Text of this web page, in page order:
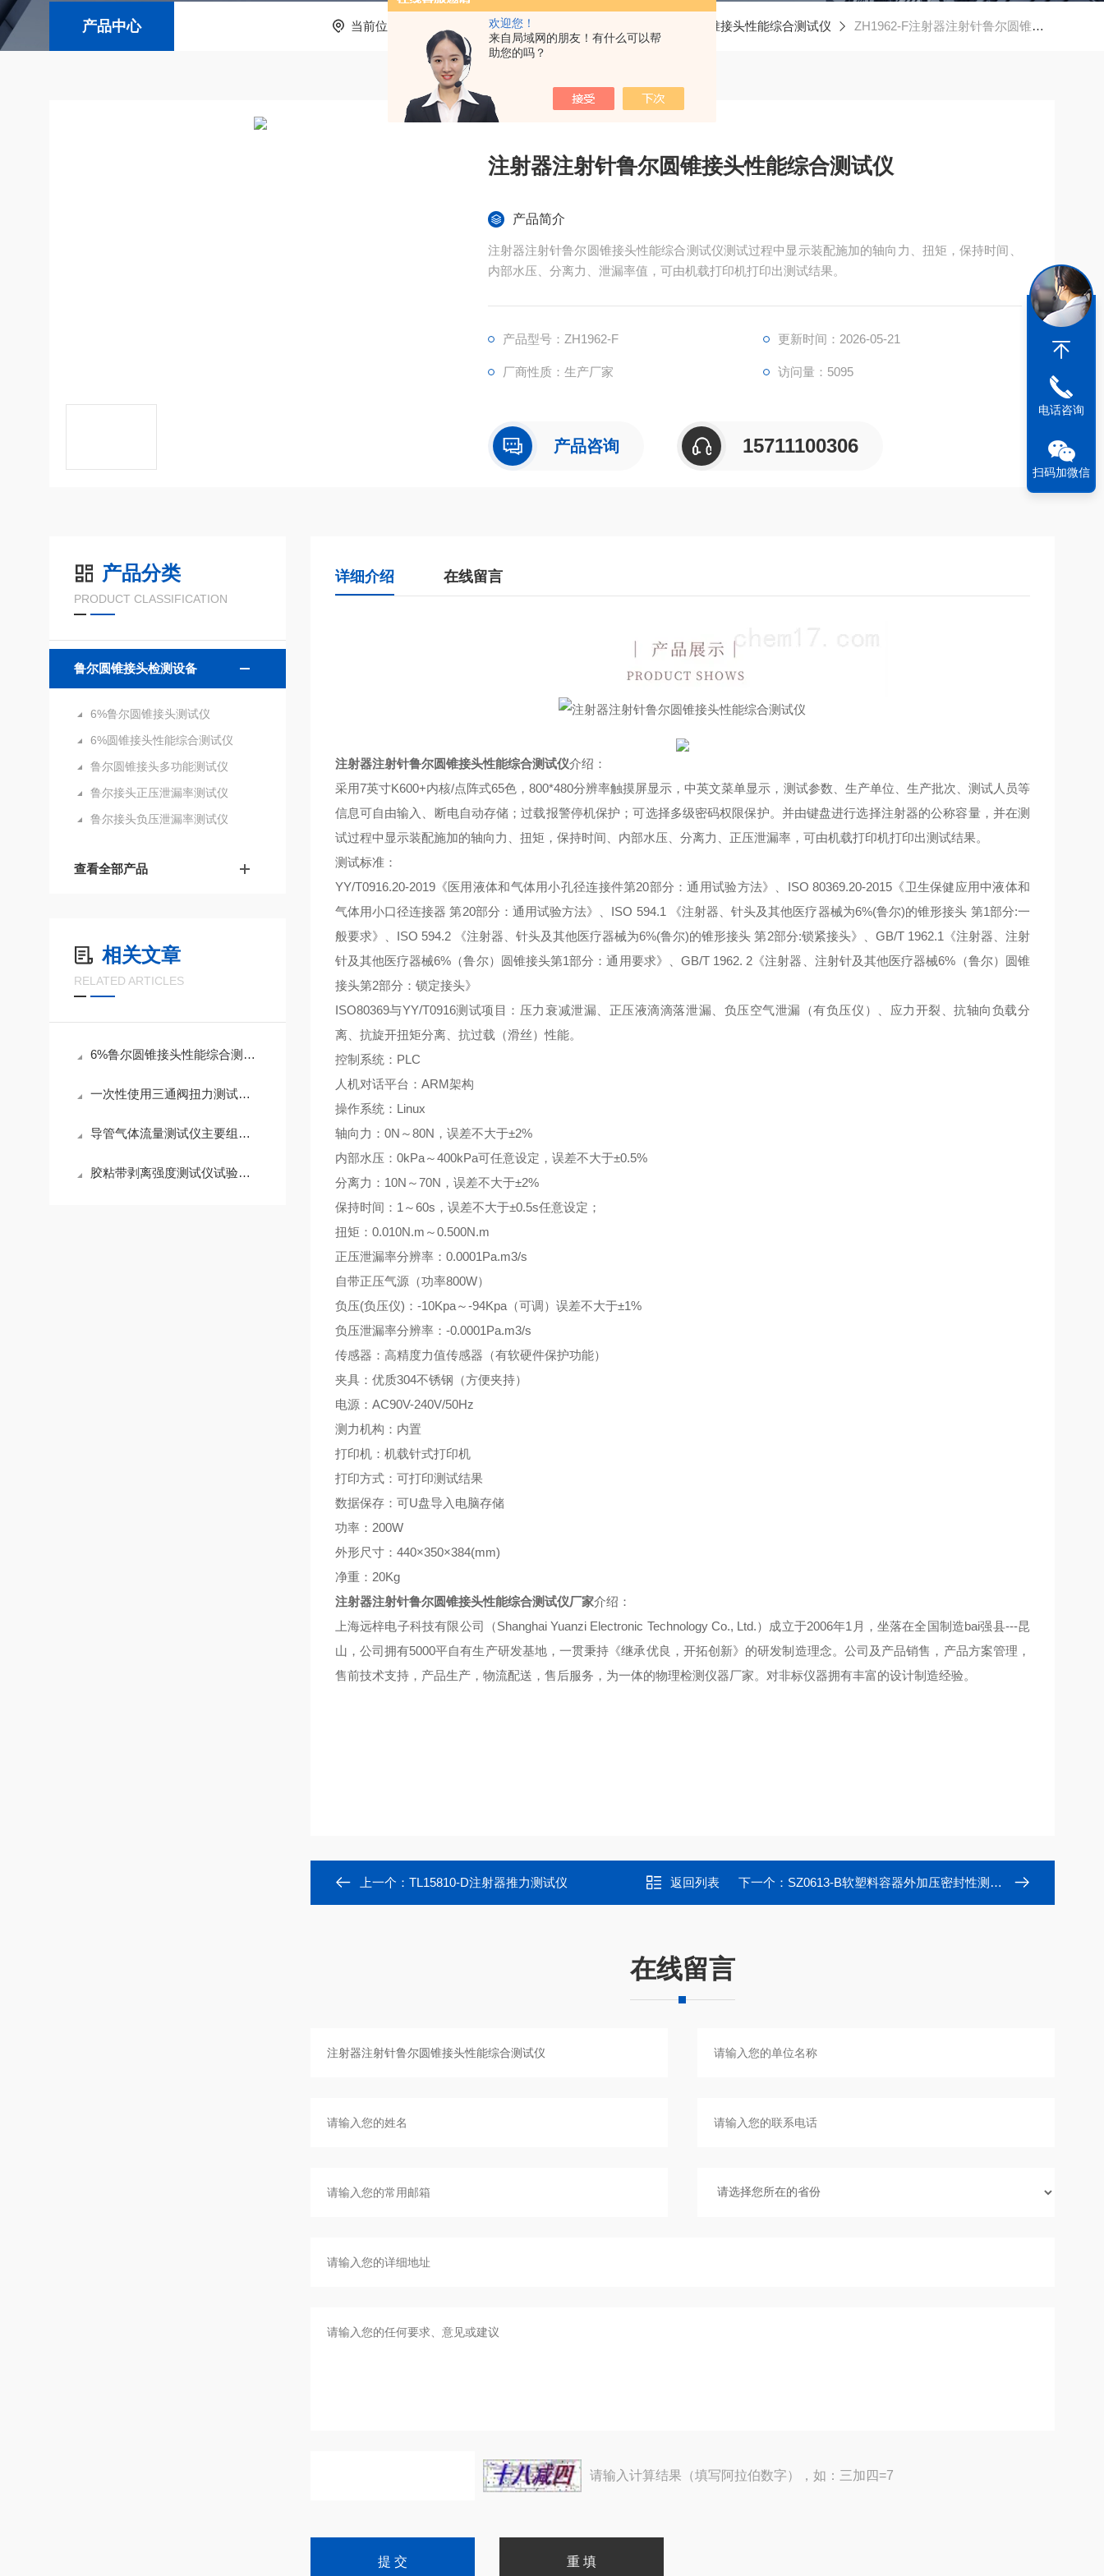
欢迎您！
来自局域网的朋友！有什么可以帮
助您的吗？
产品中心 当前位置： 产品中心 6%圆锥接头性能综合测试仪 ZH1962-F注射器注射针鲁尔圆锥接头性能综合测试仪
注射器注射针鲁尔圆锥接头性能综合测试仪
产品简介
注射器注射针鲁尔圆锥接头性能综合测试仪测试过程中显示装配施加的轴向力、扭矩，保持时间、
内部水压、分离力、泄漏率值，可由机载打印机打印出测试结果。
产品型号：ZH1962-F 更新时间：2026-05-21
厂商性质：生产厂家 访问量：5095
产品咨询 15711100306
产品分类
PRODUCT CLASSIFICATION
鲁尔圆锥接头检测设备
6%鲁尔圆锥接头测试仪
6%圆锥接头性能综合测试仪
鲁尔圆锥接头多功能测试仪
鲁尔接头正压泄漏率测试仪
鲁尔接头负压泄漏率测试仪
查看全部产品
相关文章
RELATED ARTICLES
6%鲁尔圆锥接头性能综合测试仪安装步骤及组成
一次性使用三通阀扭力测试仪的用途
导管气体流量测试仪主要组成部分介绍
胶粘带剥离强度测试仪试验原理和仪器介绍
详细介绍 在线留言
注射器注射针鲁尔圆锥接头性能综合测试仪介绍：
采用7英寸K600+内核/点阵式65色，800*480分辨率触摸屏显示，中英文菜单显示，测试参数、生产单位、生产批次、测试人员等
信息可自由输入、断电自动存储；过载报警停机保护；可选择多级密码权限保护。并由键盘进行选择注射器的公称容量，并在测
试过程中显示装配施加的轴向力、扭矩，保持时间、内部水压、分离力、正压泄漏率，可由机载打印机打印出测试结果。
测试标准：
YY/T0916.20-2019《医用液体和气体用小孔径连接件第20部分：通用试验方法》、ISO 80369.20-2015《卫生保健应用中液体和
气体用小口径连接器 第20部分：通用试验方法》、ISO 594.1 《注射器、针头及其他医疗器械为6%(鲁尔)的锥形接头 第1部分:一
般要求》、ISO 594.2 《注射器、针头及其他医疗器械为6%(鲁尔)的锥形接头 第2部分:锁紧接头》、GB/T 1962.1《注射器、注射
针及其他医疗器械6%（鲁尔）圆锥接头第1部分：通用要求》、GB/T 1962. 2《注射器、注射针及其他医疗器械6%（鲁尔）圆锥
接头第2部分：锁定接头》
ISO80369与YY/T0916测试项目：压力衰减泄漏、正压液滴滴落泄漏、负压空气泄漏（有负压仪）、应力开裂、抗轴向负载分
离、抗旋开扭矩分离、抗过载（滑丝）性能。
控制系统：PLC
人机对话平台：ARM架构
操作系统：Linux
轴向力：0N～80N，误差不大于±2%
内部水压：0kPa～400kPa可任意设定，误差不大于±0.5%
分离力：10N～70N，误差不大于±2%
保持时间：1～60s，误差不大于±0.5s任意设定；
扭矩：0.010N.m～0.500N.m
正压泄漏率分辨率：0.0001Pa.m3/s
自带正压气源（功率800W）
负压(负压仪)：-10Kpa～-94Kpa（可调）误差不大于±1%
负压泄漏率分辨率：-0.0001Pa.m3/s
传感器：高精度力值传感器（有软硬件保护功能）
夹具：优质304不锈钢（方便夹持）
电源：AC90V-240V/50Hz
测力机构：内置
打印机：机载针式打印机
打印方式：可打印测试结果
数据保存：可U盘导入电脑存储
功率：200W
外形尺寸：440×350×384(mm)
净重：20Kg
注射器注射针鲁尔圆锥接头性能综合测试仪厂家介绍：
上海远梓电子科技有限公司（Shanghai Yuanzi Electronic Technology Co., Ltd.）成立于2006年1月，坐落在全国制造bai强县---昆
山，公司拥有5000平自有生产研发基地，一贯秉持《继承优良，开拓创新》的研发制造理念。公司及产品销售，产品方案管理，
售前技术支持，产品生产，物流配送，售后服务，为一体的物理检测仪器厂家。对非标仪器拥有丰富的设计制造经验。
上一个： TL15810-D注射器推力测试仪 返回列表 下一个： SZ0613-B软塑料容器外加压密封性测试仪
在线留言
请输入计算结果（填写阿拉伯数字），如：三加四=7
电话咨询
扫码加微信